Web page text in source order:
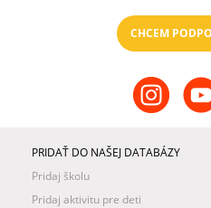
CHCEM
PRIDAŤ DO NAŠEJ DATABÁZY
Pridaj školu
Pridaj aktivitu pre deti